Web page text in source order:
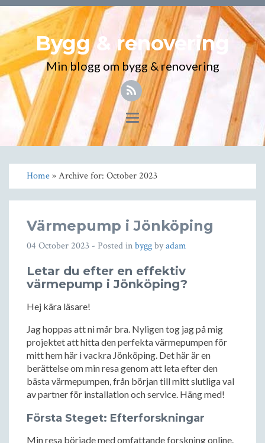
Bygg & renovering
Min blogg om bygg & renovering
Toggle
navigation
Home» Archive for: October 2023
Värmepump i Jönköping
04 October 2023 - Posted inbyggbyadam
Letar du efter en effektiv
värmepump i Jönköping?
Hej kära läsare!
Jag hoppas att ni mår bra. Nyligen tog jag på mig
projektet att hitta den perfekta värmepumpen för
mitt hem här i vackra Jönköping. Det här är en
berättelse om min resa genom att leta efter den
bästa värmepumpen, från början till mitt slutliga val
av partner för installation och service. Häng med!
Första Steget: Efterforskningar
Min resa började med omfattande forskning online.